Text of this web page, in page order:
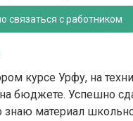
связаться с работником
курсе Урфу, на
бюджете. Успешно
знаю материал